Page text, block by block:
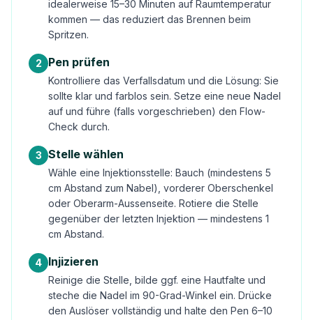
idealerweise 15–30 Minuten auf Raumtemperatur
kommen — das reduziert das Brennen beim
Spritzen.
2 Pen prüfen
Kontrolliere das Verfallsdatum und die Lösung: Sie
sollte klar und farblos sein. Setze eine neue Nadel
auf und führe (falls vorgeschrieben) den Flow-
Check durch.
3 Stelle wählen
Wähle eine Injektionsstelle: Bauch (mindestens 5
cm Abstand zum Nabel), vorderer Oberschenkel
oder Oberarm-Aussenseite. Rotiere die Stelle
gegenüber der letzten Injektion — mindestens 1
cm Abstand.
4 Injizieren
Reinige die Stelle, bilde ggf. eine Hautfalte und
steche die Nadel im 90-Grad-Winkel ein. Drücke
den Auslöser vollständig und halte den Pen 6–10